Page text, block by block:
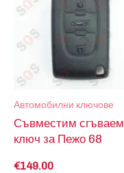
Автомобилни ключове
Съвместим сгъваем
ключ за Пежо 68
€149.00